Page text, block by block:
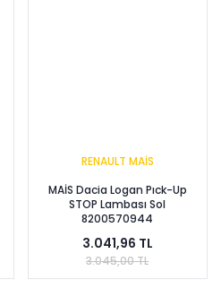
RENAULT MAİS
MAİS Dacia Logan Pıck-Up
STOP Lambası Sol
8200570944
3.041,96 TL
3.045,00 TL